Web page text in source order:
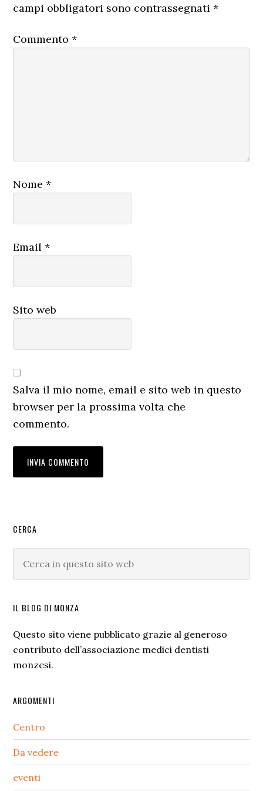
lettore
campi obbligatori sono contrassegnati*
Commento*
Nome*
Email*
Sito web
Salva il mio nome, email e sito web in questo
browser per la prossima volta che
commento.
Barra
laterale
primaria
CERCA
IL BLOG DI MONZA
Questo sito viene pubblicato grazie al generoso
contributo dell’associazione medici dentisti
monzesi.
ARGOMENTI
Centro
Da vedere
eventi